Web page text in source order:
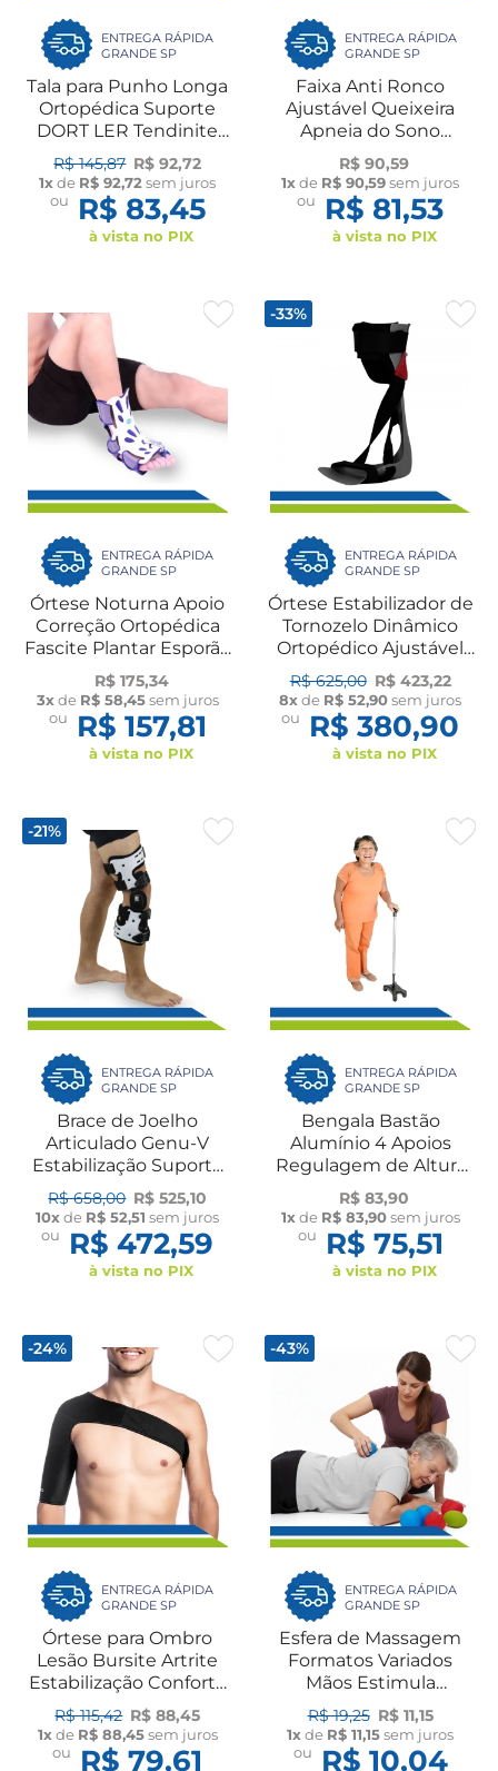
ENTREGA RÁPIDA
GRANDE SP
Tala para Punho Longa
Ortopédica Suporte
DORT LER Tendinite
Túnel do Carpo e Pós-
Fraturas UN Dilepé
R$ 145,87 R$ 92,72
1xde R$ 92,72sem juros
ou
R$ 83,45
à vista no PIX
ENTREGA RÁPIDA
GRANDE SP
Faixa Anti Ronco
Ajustável Queixeira
Apneia do Sono
Reparador Unissex UN
Dilepé
R$ 90,59
1xde R$ 90,59sem juros
ou
R$ 81,53
à vista no PIX
ENTREGA RÁPIDA
GRANDE SP
Órtese Noturna Apoio
Correção Ortopédica
Fascite Plantar Esporão
do Calcâneo Tendinite
Dilepé
R$ 175,34
3xde R$ 58,45sem juros
ou
R$ 157,81
à vista no PIX
-33%
ENTREGA RÁPIDA
GRANDE SP
Órtese Estabilizador de
Tornozelo Dinâmico
Ortopédico Ajustável
Fratura Ligamentos
Pós-Cirúrgico UN
Dilepé
R$ 625,00 R$ 423,22
8xde R$ 52,90sem juros
ou
R$ 380,90
à vista no PIX
-21%
ENTREGA RÁPIDA
GRANDE SP
Brace de Joelho
Articulado Genu-V
Estabilização Suporte
Ortopédico Lesão
Artrite Artrose Dilepé
R$ 658,00 R$ 525,10
10xde R$ 52,51 sem juros
ou
R$ 472,59
à vista no PIX
ENTREGA RÁPIDA
GRANDE SP
Bengala Bastão
Alumínio 4 Apoios
Regulagem de Altura
Antiderrapante Leve
Resistente Idosos
Dilepé
R$ 83,90
1xde R$ 83,90sem juros
ou
R$ 75,51
à vista no PIX
-24%
ENTREGA RÁPIDA
GRANDE SP
Órtese para Ombro
Lesão Bursite Artrite
Estabilização Conforto
Recuperação Ombreira
Dilepé
R$ 115,42 R$ 88,45
1xde R$ 88,45sem juros
ou
R$ 79,61
-43%
ENTREGA RÁPIDA
GRANDE SP
Esfera de Massagem
Formatos Variados
Mãos Estimula
Circulação Flexão
Exercício Fisioterapia
UN Dilepé
R$ 19,25 R$ 11,15
1xde R$ 11,15sem juros
ou
R$ 10,04